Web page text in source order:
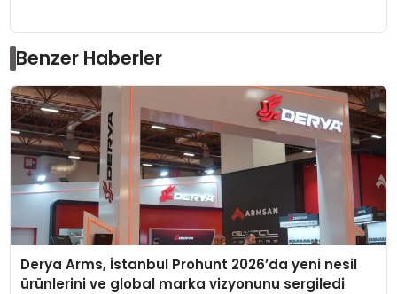
Benzer Haberler
Derya Arms, İstanbul Prohunt 2026’da yeni nesil
ürünlerini ve global marka vizyonunu sergiledi